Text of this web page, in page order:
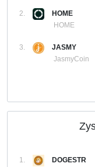
2.
HOME
HOME
3.
JASMY
JasmyCoin
1.
DOGESTR